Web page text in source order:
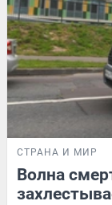
СТРАНА И МИР
Волна